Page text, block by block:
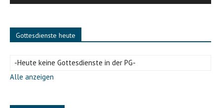
Gottesdienste heute
-Heute keine Gottesdienste in der PG-
Alle anzeigen